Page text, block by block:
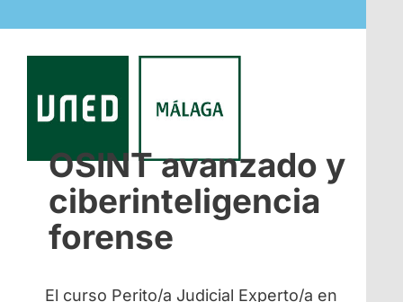
OSINT avanzado y
ciberinteligencia
forense
El curso Perito/a Judicial Experto/a en